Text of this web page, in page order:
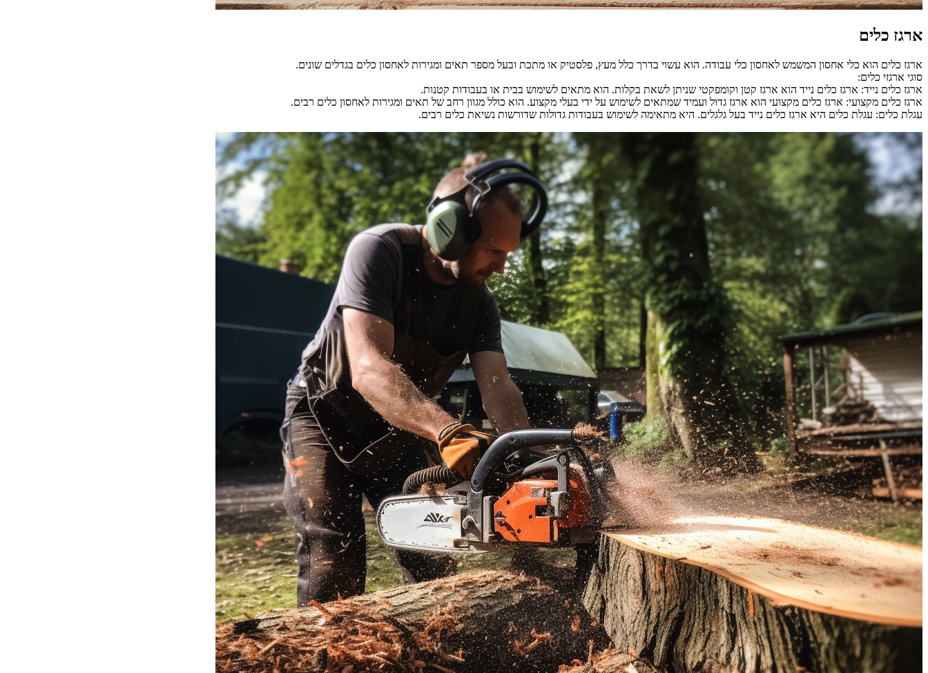
ארגז כלים
ארגז כלים הוא כלי אחסון המשמש לאחסון כלי עבודה. הוא עשוי בדרך כלל מעץ, פלסטיק או מתכת ובעל מספר תאים ומגירות לאחסון כלים בגדלים שונים.
סוגי ארגזי כלים:
ארגז כלים נייד: ארגז כלים נייד הוא ארגז קטן וקומפקטי שניתן לשאת בקלות. הוא מתאים לשימוש בבית או בעבודות קטנות.
ארגז כלים מקצועי: ארגז כלים מקצועי הוא ארגז גדול ועמיד שמתאים לשימוש על ידי בעלי מקצוע. הוא כולל מגוון רחב של תאים ומגירות לאחסון כלים רבים.
עגלת כלים: עגלת כלים היא ארגז כלים נייד בעל גלגלים. היא מתאימה לשימוש בעבודות גדולות שדורשות נשיאת כלים רבים.